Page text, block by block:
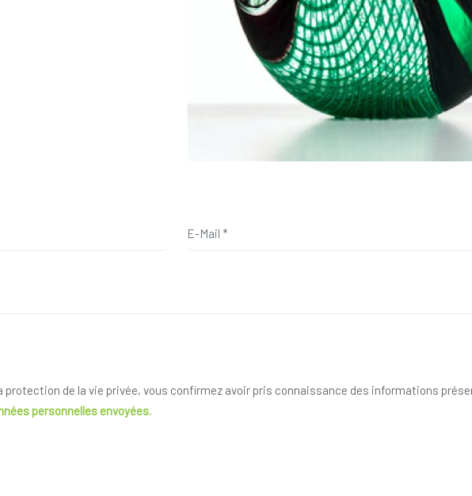
protection de la vie privée, vous confirmez avoir pris connaissance des informations
personnelles envoyées.